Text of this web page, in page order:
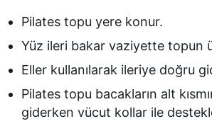
Pilates topu yere konur.
Yüz ileri bakar vaziyette topun
Eller kullanılarak ileriye doğru
Pilates topu bacakların alt
giderken vücut kollar ile